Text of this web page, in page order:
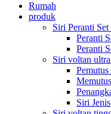
Rumah
produk
Siri Peranti
Peranti
Peranti
Siri voltan
Siri